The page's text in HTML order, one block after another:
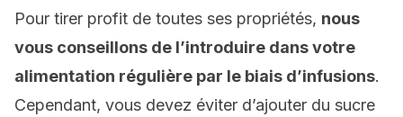
Pour tirer profit de toutes ses propriétés, nous
vous conseillons de l’introduire dans votre
alimentation régulière par le biais d’infusions.
Cependant, vous devez éviter d’ajouter du sucre